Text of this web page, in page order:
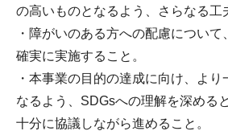
の高いものとなるよう、さらなる工
・障がいのある方への配慮について
確実に実施すること。
・本事業の目的の達成に向け、より
なるよう、SDGsへの理解を深める
十分に協議しながら進めること。